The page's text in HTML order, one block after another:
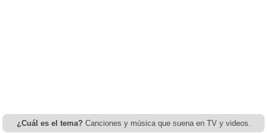
¿Cuál es el tema? Canciones y música que suena en TV y videos.